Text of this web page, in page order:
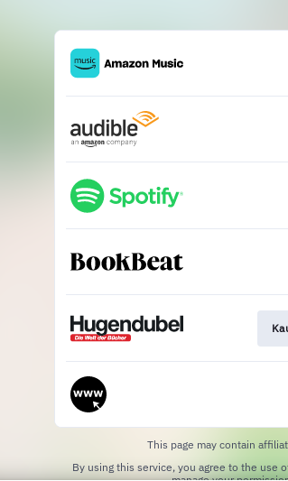
This page may contain
By using this service, you agree to the use